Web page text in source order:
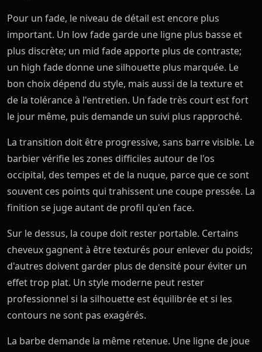
Pour un fade, le niveau de détail est encore plus
important. Un low fade garde une ligne plus basse et
plus discrète; un mid fade apporte plus de contraste;
un high fade donne une silhouette plus marquée. Le
bon choix dépend du style, mais aussi de la texture et
de la tolérance à l'entretien. Un fade très court est fort
le jour même, puis demande un suivi plus rapproché.
La transition doit être progressive, sans barre visible. Le
barbier vérifie les zones difficiles autour de l'os
occipital, des tempes et de la nuque, parce que ce sont
souvent ces points qui trahissent une coupe pressée. La
finition se juge autant de profil qu'en face.
Sur le dessus, la coupe doit rester portable. Certains
cheveux gagnent à être texturés pour enlever du poids;
d'autres doivent garder plus de densité pour éviter un
effet trop plat. Un style moderne peut rester
professionnel si la silhouette est équilibrée et si les
contours ne sont pas exagérés.
La barbe demande la même retenue. Une ligne de joue